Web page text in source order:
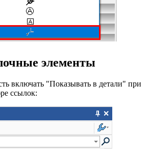
элементы
включать "Показывать в детали" при
ссылок: